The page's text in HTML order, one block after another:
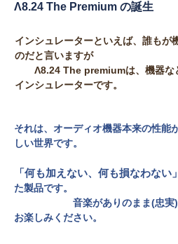
Λ8.24 The Premium の誕生
インシュレーターといえば、誰もが
のだと言いますが
Λ8.24 The premiumは、機器な
インシュレーターです。
それは、オーディオ機器本来の性能
しい世界です。
「何も加えない、何も損なわない」
た製品です。
音楽がありのまま(忠実)に
お楽しみください。